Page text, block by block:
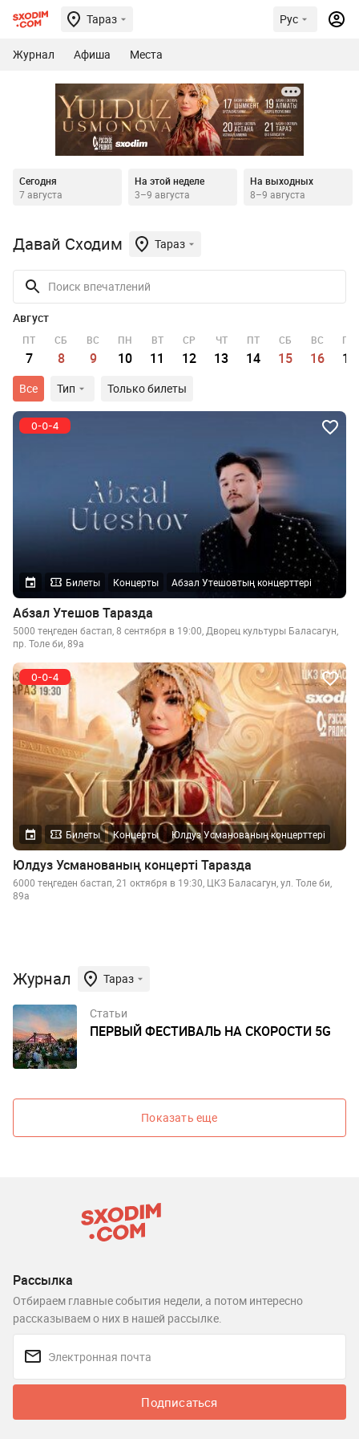
Тараз Рус
Журнал Афиша Места
Сегодня
7 августа
На этой неделе
3–9 августа
На выходных
8–9 августа
Давай Сходим Тараз
Август
ПТ
7
СБ
8
ВС
9
ПН
10
ВТ
11
СР
12
ЧТ
13
ПТ
14
СБ
15
ВС
16
ПН
17
Все Тип Только билеты
Билеты Концерты Абзал Утешовтың концерттері
Абзал Утешов Таразда
5000 теңгеден бастап, 8 сентября в 19:00, Дворец культуры Баласагун,
пр. Толе би, 89а
Билеты Концерты Юлдуз Усманованың концерттері
Юлдуз Усманованың концерті Таразда
6000 теңгеден бастап, 21 октября в 19:30, ЦКЗ Баласагун, ул. Толе би,
89а
Журнал Тараз
Статьи
ПЕРВЫЙ ФЕСТИВАЛЬ НА СКОРОСТИ 5G
Показать еще
Рассылка
Отбираем главные события недели, а потом интересно
рассказываем о них в нашей рассылке.
Подписаться